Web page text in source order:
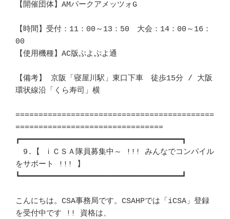
【開催団体】AMパークアメッツォG
【時間】受付：11：00～13：50　大会：14：00～16：
00
【使用機種】AC版ぷよぷよ通
【備考】 京阪「寝屋川駅」東口下車　徒歩15分 / 大阪
環状線沿「くら寿司」横
===========================================
================================
┏━━━━━━━━━━━━━━━━━━━━━━━━━━━━━━━━━━━┓
9.【 ｉＣＳＡ隊員募集中～ !!! みんなでコンパイル
をサポート !!! 】
┗━━━━━━━━━━━━━━━━━━━━━━━━━━━━━━━━━━━┛
こんにちは。CSA事務局です。CSAHPでは「iCSA」登録
を受付中です !! 資格は、